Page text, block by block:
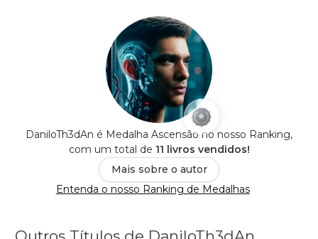
DaniloTh3dAn é Medalha Ascensão no nosso Ranking,
com um total de 11 livros vendidos!
Mais sobre o autor
Entenda o nosso Ranking de Medalhas